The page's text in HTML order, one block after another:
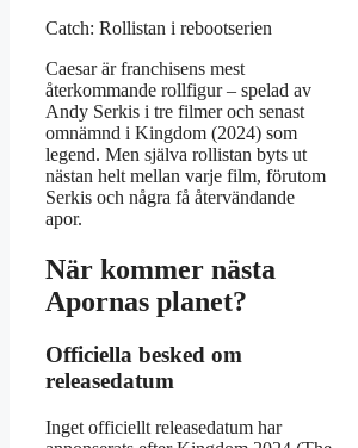
Catch: Rollistan i rebootserien
Caesar är franchisens mest
återkommande rollfigur – spelad av
Andy Serkis i tre filmer och senast
omnämnd i Kingdom (2024) som
legend. Men själva rollistan byts ut
nästan helt mellan varje film, förutom
Serkis och några få återvändande
apor.
När kommer nästa
Apornas planet?
Officiella besked om
releasedatum
Inget officiellt releasedatum har